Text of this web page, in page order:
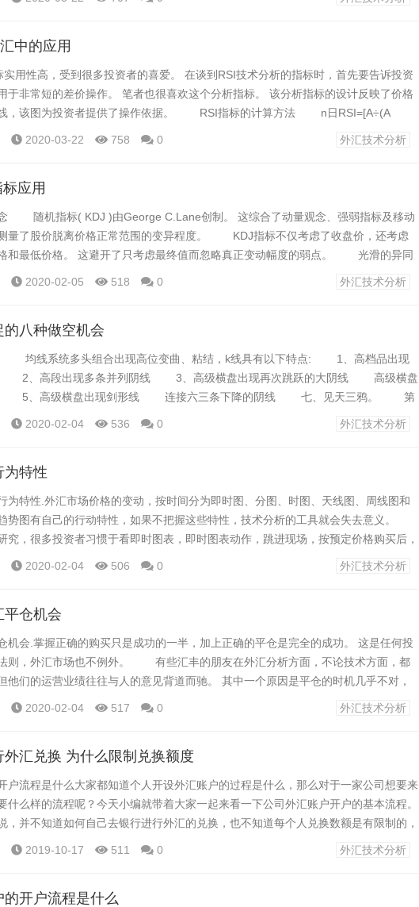
中的应用
性高，受到很多投资者的喜爱。 在谈到RSI技术分析的指标时，首先要告诉投资
于非常短的差价操作。 笔者也很喜欢这个分析指标。 该分析指标的设计反映了价格
线，该图为投资者提供了操作依据。 RSI指标的计算方法 n日RSI=[A÷(A
中，A——N天内涨幅之和减少了 B——N天内的收盘价之和(取正值) n日
2020-03-22 758 0 外汇技术分析
应用
机指标( KDJ )由George C.Lane创制。 这综合了动量观念、强弱指标及移动
量了股价脱离价格正常范围的变异程度。 KDJ指标不仅考虑了收盘价，还考虑
和最低价格。 这避开了只考虑最终值而忽略真正变动幅度的弱点。 光滑的异同
) ( movingaverageconvergencedivergence ) MACD是Geral Appel于1979年提出
2020-02-05 518 0 外汇技术分析
八种做空机会
线系统多头组合出现高位变曲、粘结，k线具有以下特点: 1、高档品出现
2、高段出现多条并列阴线 3、高级横盘出现再次跳跃的大阴线 高级横盘
5、高级横盘出现剑形线 连接六三条下降的阴线 七、见天三鸦。 第
统多头组合高位交叉，k线具有以下特点 1、高级盘末期出现剑形线 2、
2020-02-04 536 0 外汇技术分析
为特性
特性.外汇市场价格的变动，按时间分为即时图、分图、时图、天线图、周线图和
势图有自己的行动特性，如果不把握这些特性，技术分析的工具就会失去意义。
，很多投资者习惯于看即时图表，即时图表动作，跳进现场，按预定价格购买后，
，急于下单，都是不知道即时图表特性的表现 即时图的主要作用是只要正确记录价
2020-02-04 506 0 外汇技术分析
平仓机会
会.掌握正确的购买只是成功的一半，加上正确的平仓是完全的成功。 这是任何投
则，外汇市场也不例外。 有些汇丰的朋友在外汇分析方面，不论技术方面，都
他们的运营业绩往往与人的意见背道而驰。 其中一个原因是平仓的时机几乎不对，
平仓，以后不能得到利润而为时过晚，还是最后的行情回到买方，被关进监狱。 掌
2020-02-04 517 0 外汇技术分析
汇兑换 为什么限制兑换额度
户流程是什么大家都知道个人开设外汇账户的过程是什么，那么对于一家公司想要来
什么样的流程呢？今天小编就带着大家一起来看一下公司外汇账户开户的基本流程。
，并不知道如何自己去银行进行外汇的兑换，也不知道每个人兑换数额是有限制的，
了解一下个人如何进行外汇兑换，国家为什么会限制外汇兑换额度。 兑换可以至相
2019-10-17 511 0 外汇技术分析
开户流程是什么